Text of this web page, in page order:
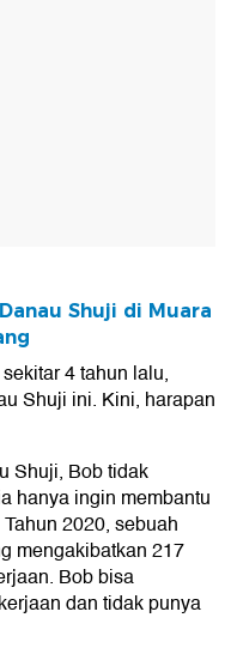
Shuji di Muara
4 tahun lalu,
Shuji ini. Kini, harapan
Shuji, Bob tidak
hanya ingin membantu
2020, sebuah
mengakibatkan 217
Bob bisa
dan tidak punya